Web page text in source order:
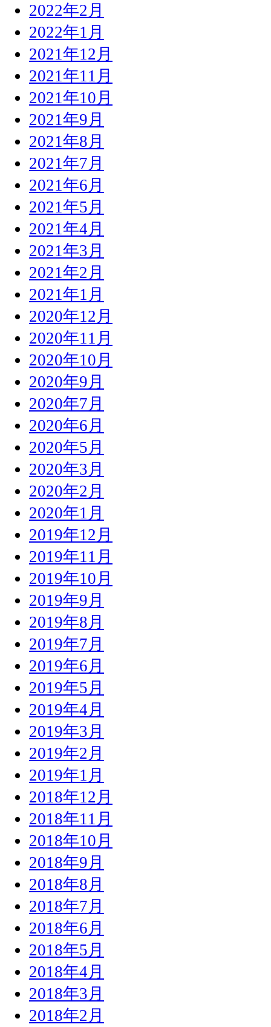
2022年2月
2022年1月
2021年12月
2021年11月
2021年10月
2021年9月
2021年8月
2021年7月
2021年6月
2021年5月
2021年4月
2021年3月
2021年2月
2021年1月
2020年12月
2020年11月
2020年10月
2020年9月
2020年7月
2020年6月
2020年5月
2020年3月
2020年2月
2020年1月
2019年12月
2019年11月
2019年10月
2019年9月
2019年8月
2019年7月
2019年6月
2019年5月
2019年4月
2019年3月
2019年2月
2019年1月
2018年12月
2018年11月
2018年10月
2018年9月
2018年8月
2018年7月
2018年6月
2018年5月
2018年4月
2018年3月
2018年2月